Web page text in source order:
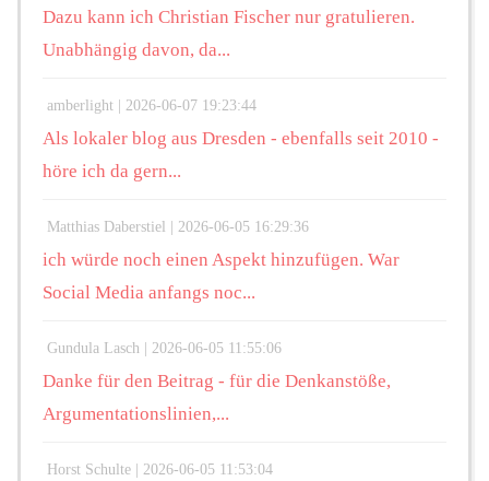
Dazu kann ich Christian Fischer nur gratulieren.
Unabhängig davon, da...
amberlight | 2026-06-07 19:23:44
Als lokaler blog aus Dresden - ebenfalls seit 2010 -
höre ich da gern...
Matthias Daberstiel | 2026-06-05 16:29:36
ich würde noch einen Aspekt hinzufügen. War
Social Media anfangs noc...
Gundula Lasch | 2026-06-05 11:55:06
Danke für den Beitrag - für die Denkanstöße,
Argumentationslinien,...
Horst Schulte | 2026-06-05 11:53:04